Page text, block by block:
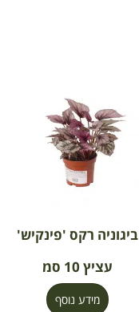
ביגוניה רקס 'פינקיש'
עציץ 10 סמ
מידע נוסף